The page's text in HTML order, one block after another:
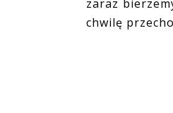
zaraz
chwilę